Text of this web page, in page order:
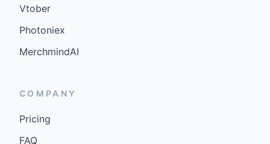
Vtober
Photoniex
MerchmindAI
COMPANY
Pricing
FAQ